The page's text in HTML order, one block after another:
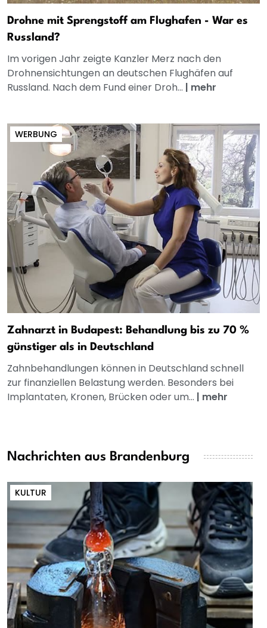
Drohne mit Sprengstoff am Flughafen - War es
Russland?
Im vorigen Jahr zeigte Kanzler Merz nach den
Drohnensichtungen an deutschen Flughäfen auf
Russland. Nach dem Fund einer Droh... | mehr
WERBUNG
Zahnarzt in Budapest: Behandlung bis zu 70 %
günstiger als in Deutschland
Zahnbehandlungen können in Deutschland schnell
zur finanziellen Belastung werden. Besonders bei
Implantaten, Kronen, Brücken oder um... | mehr
Nachrichten aus Brandenburg
KULTUR